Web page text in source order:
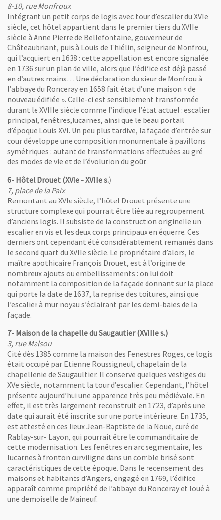
8-10, rue Monfroux
Intégrant un petit corps de logis avec tour d’escalier du XVIe
siècle, cet hôtel appartient dans le premier tiers du XVIIe
siècle à Anne Pierre de Bellefontaine, gouverneur de
Châteaubriant, puis à Louis de Thiélin, seigneur de Monfrou,
qui l’acquiert en 1638 : cette appellation est encore signalée
en 1736 sur un plan de ville, alors que l’édifice est déjà passé
en d’autres mains… Une déclaration du sieur de Monfrou à
l’abbaye du Ronceray en 1658 fait état d’une maison « de
nouveau édifiée ». Celle-ci est sensiblement transformée
durant le XVIIIe siècle comme l’indique l’état actuel : escalier
principal, fenêtres,lucarnes, ainsi que le beau portail
d’époque Louis XVI. Un peu plus tardive, la façade d’entrée sur
cour développe une composition monumentale à pavillons
symétriques : autant de transformations effectuées au gré
des modes de vie et de l’évolution du goût.
6- Hôtel Drouet (XVIe - XVIIe s.)
7, place de la Paix
Remontant au XVIe siècle, l’hôtel Drouet présente une
structure complexe qui pourrait être liée au regroupement
d’anciens logis. Il subsiste de la construction originelle un
escalier en vis et les deux corps principaux en équerre. Ces
derniers ont cependant été considérablement remaniés dans
le second quart du XVIIe siècle. Le propriétaire d’alors, le
maître apothicaire François Drouet, est à l’origine de
nombreux ajouts ou embellissements : on lui doit
notamment la composition de la façade donnant sur la place
qui porte la date de 1637, la reprise des toitures, ainsi que
l’escalier à mur noyau s’éclairant par les demi-baies de la
façade.
7- Maison de la chapelle du Saugautier (XVIIIe s.)
3, rue Malsou
Cité dès 1385 comme la maison des Fenestres Roges, ce logis
était occupé par Etienne Roussigneul, chapelain de la
chapellenie de Saugaultier. Il conserve quelques vestiges du
XVe siècle, notamment la tour d’escalier. Cependant, l’hôtel
présente aujourd’hui une apparence très peu médiévale. En
effet, il est très largement reconstruit en 1723, d’après une
date qui aurait été inscrite sur une porte intérieure. En 1735,
est attesté en ces lieux Jean-Baptiste de la Noue, curé de
Rablay-sur- Layon, qui pourrait être le commanditaire de
cette modernisation. Les fenêtres en arc segmentaire, les
lucarnes à fronton curviligne dans un comble brisé sont
caractéristiques de cette époque. Dans le recensement des
maisons et habitants d’Angers, engagé en 1769, l’édifice
apparaît comme propriété de l’abbaye du Ronceray et loué à
une demoiselle de Maineuf.